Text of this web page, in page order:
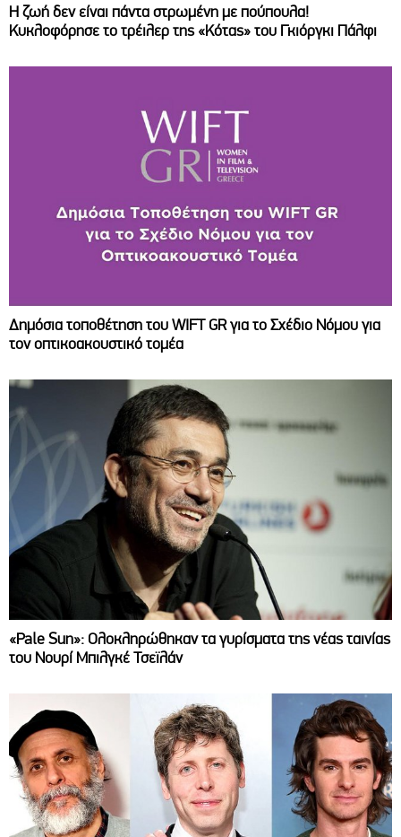
Η ζωή δεν είναι πάντα στρωμένη με πούπουλα!
Κυκλοφόρησε το τρέιλερ της «Κότας» του Γκιόργκι Πάλφι
Δημόσια τοποθέτηση του WIFT GR για το Σχέδιο Νόμου για
τον οπτικοακουστικό τομέα
«Pale Sun»: Ολοκληρώθηκαν τα γυρίσματα της νέας ταινίας
του Νουρί Μπιλγκέ Τσεϊλάν